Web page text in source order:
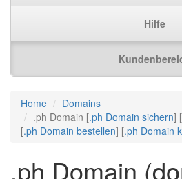
Hilfe
Home
Domains
.ph Domain [.ph Domain sichern] [
[.ph Domain bestellen] [.ph Domain
.ph Domain